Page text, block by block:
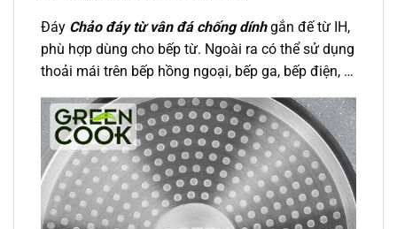
Đáy Chảo đáy từ vân đá chống dínhgắn đế từ IH,
phù hợp dùng cho bếp từ. Ngoài ra có thể sử dụng
thoải mái trên bếp hồng ngoại, bếp ga, bếp điện, …